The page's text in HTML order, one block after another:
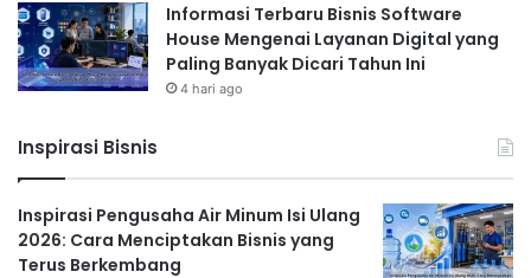
Informasi Terbaru Bisnis Software
House Mengenai Layanan Digital yang
Paling Banyak Dicari Tahun Ini
4 hari ago
Inspirasi Bisnis
Inspirasi Pengusaha Air Minum Isi Ulang
2026: Cara Menciptakan Bisnis yang
Terus Berkembang